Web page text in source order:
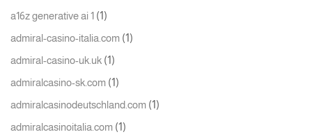
a16z generative ai 1 (1)
admiral-casino-italia.com (1)
admiral-casino-uk.uk (1)
admiralcasino-sk.com (1)
admiralcasinodeutschland.com (1)
admiralcasinoitalia.com (1)